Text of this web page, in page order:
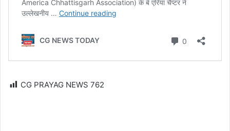
CG PRAYAG NEWS 762